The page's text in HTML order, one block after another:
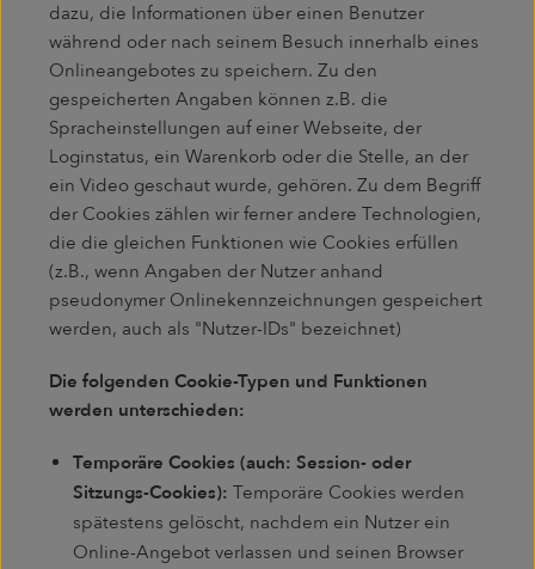
dazu, die Informationen über einen Benutzer
während oder nach seinem Besuch innerhalb eines
Onlineangebotes zu speichern. Zu den
gespeicherten Angaben können z.B. die
Spracheinstellungen auf einer Webseite, der
Loginstatus, ein Warenkorb oder die Stelle, an der
ein Video geschaut wurde, gehören. Zu dem Begriff
der Cookies zählen wir ferner andere Technologien,
die die gleichen Funktionen wie Cookies erfüllen
(z.B., wenn Angaben der Nutzer anhand
pseudonymer Onlinekennzeichnungen gespeichert
werden, auch als "Nutzer-IDs" bezeichnet)
Die folgenden Cookie-Typen und Funktionen
werden unterschieden:
Temporäre Cookies (auch: Session- oder
Sitzungs-Cookies): Temporäre Cookies werden
spätestens gelöscht, nachdem ein Nutzer ein
Online-Angebot verlassen und seinen Browser